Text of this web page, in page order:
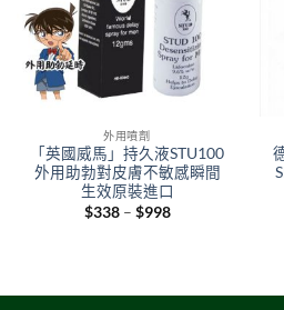
外用噴劑
「英國威馬」持久液STU100
外用助勃對皮膚不敏感瞬間
生效原裝進口
$338 – $998Price